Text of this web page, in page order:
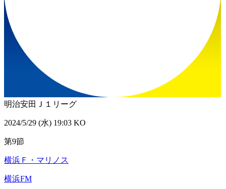
明治安田Ｊ１リーグ
2024/5/29 (水) 19:03 KO
第9節
横浜Ｆ・マリノス
横浜FM